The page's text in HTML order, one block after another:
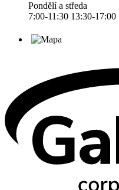
Pondělí a středa
7:00-11:30 13:30-17:00